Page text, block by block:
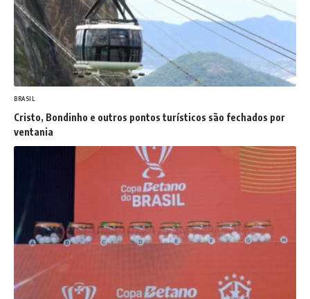
BRASIL
Cristo, Bondinho e outros pontos turísticos são fechados por
ventania